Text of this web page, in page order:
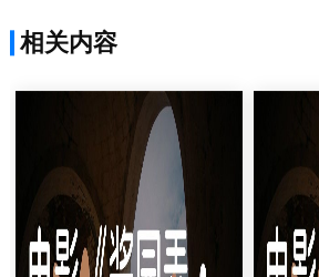
相关内容